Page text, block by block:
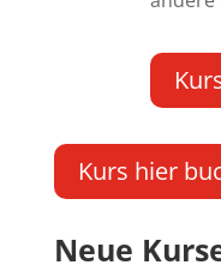
Kurs hier
Neue